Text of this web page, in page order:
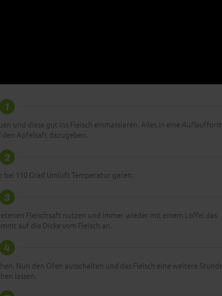
1
und diese gut ins Fleisch einmassieren. Alles in eine
Apfelsaft dazugeben.
2
bei 110 Grad Umluft Temperatur garen.
3
Fleischsaft nutzen und immer wieder mit einem Löffel das
auf die Dicke vom Fleisch an.
4
Nun den Ofen ausschalten und das Fleisch eine weitere
lassen.